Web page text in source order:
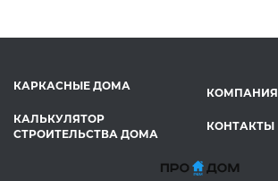
КАРКАСНЫЕ ДОМА
КАЛЬКУЛЯТОР
СТРОИТЕЛЬСТВА ДОМА
КОМПАНИЯ
КОНТАКТЫ